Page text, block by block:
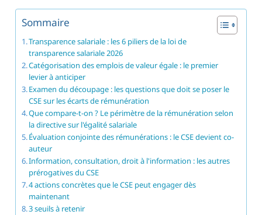
Sommaire
Transparence salariale : les 6 piliers de la loi de
transparence salariale 2026
Catégorisation des emplois de valeur égale : le premier
levier à anticiper
Examen du découpage : les questions que doit se poser le
CSE sur les écarts de rémunération
Que compare-t-on ? Le périmètre de la rémunération selon
la directive sur l'égalité salariale
Évaluation conjointe des rémunérations : le CSE devient co-
auteur
Information, consultation, droit à l'information : les autres
prérogatives du CSE
4 actions concrètes que le CSE peut engager dès
maintenant
3 seuils à retenir